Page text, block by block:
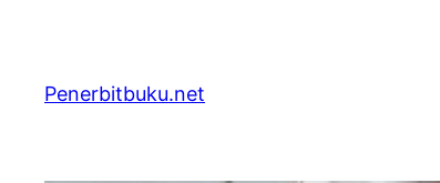
content
Penerbitbuku.net